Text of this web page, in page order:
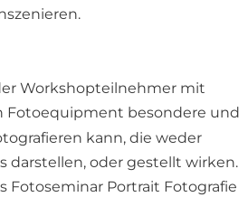
Workshopteilnehmer mit
Fotoequipment besondere und
kann, die weder
darstellen, oder gestellt wirken.
Fotoseminar Portrait Fotografie